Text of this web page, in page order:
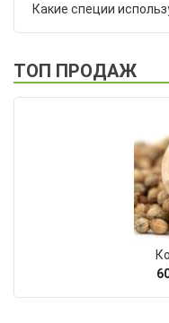
Какие специи
ТОП ПРОДАЖ